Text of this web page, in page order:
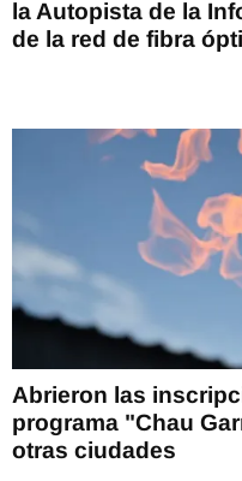
la Autopista de la
de la red de fibra
Abrieron las
programa "Chau
otras ciudades